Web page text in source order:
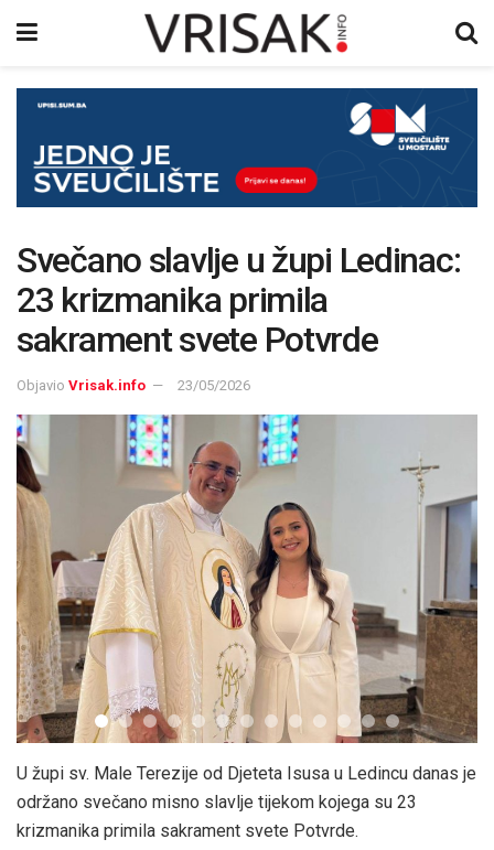
Svečano slavlje u župi Ledinac:
23 krizmanika primila
sakrament svete Potvrde
Objavio Vrisak.info 23/05/2026
U župi sv. Male Terezije od Djeteta Isusa u Ledincu danas je
održano svečano misno slavlje tijekom kojega su 23
krizmanika primila sakrament svete Potvrde.